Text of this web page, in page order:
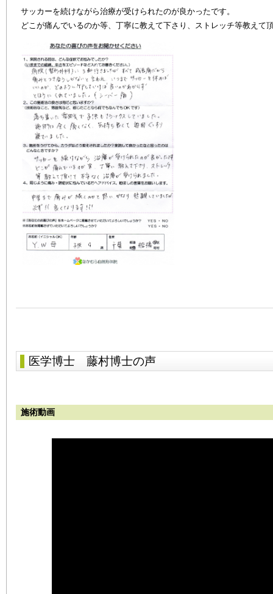
サッカーを続けながら治療が受けられたのが良かったです。
どこが痛んでいるのか等、丁寧に教えて下さり、ストレッチ等教えて
医学博士 藤村博士の声
施術動画